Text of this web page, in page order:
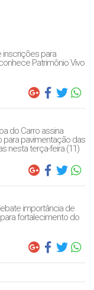
inscrições para
Patrimônio Vivo
do Carro assina
pavimentação das
nesta terça-feira (11)
importância de
fortalecimento do